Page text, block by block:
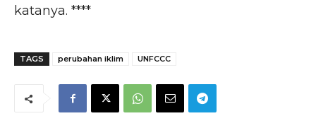
katanya. ****
TAGS perubahan iklim UNFCCC